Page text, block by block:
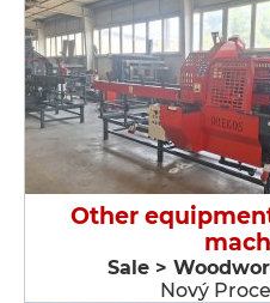
Other
Sale >
Nový